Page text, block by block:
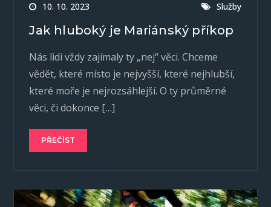
10. 10. 2023 Služby
Jak hluboký je Mariánský příkop
Nás lidi vždy zajímaly ty „nej“ věci. Chceme
vědět, které místo je nejvyšší, které nejhlubší,
které moře je nejrozsáhlejší. O ty průměrné
věci, či dokonce […]
PŘEČÍST